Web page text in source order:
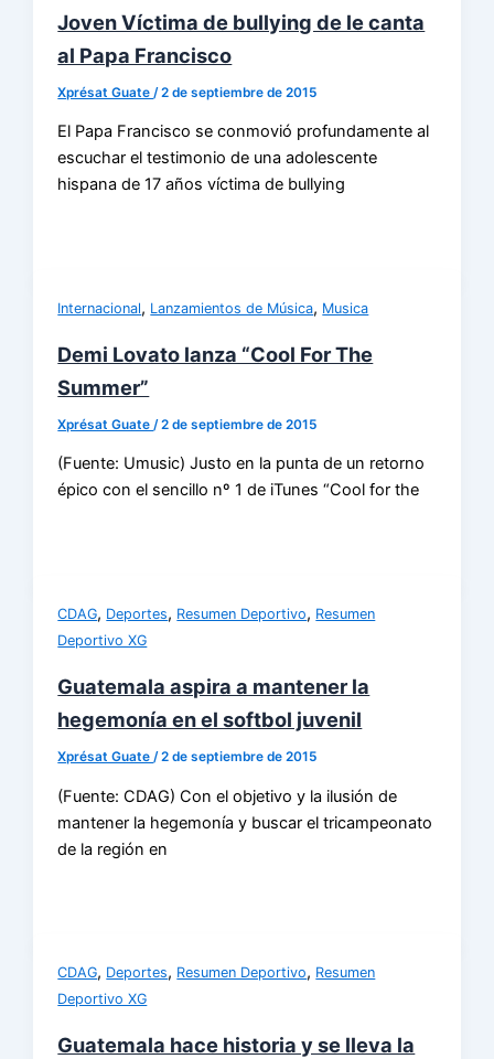
Joven Víctima de bullying de le canta
al Papa Francisco
Xprésat Guate /2 de septiembre de 2015
El Papa Francisco se conmovió profundamente al
escuchar el testimonio de una adolescente
hispana de 17 años víctima de bullying
Internacional, Lanzamientos de Música, Musica
Demi Lovato lanza “Cool For The
Summer”
Xprésat Guate /2 de septiembre de 2015
(Fuente: Umusic) Justo en la punta de un retorno
épico con el sencillo nº 1 de iTunes “Cool for the
CDAG, Deportes, Resumen Deportivo, Resumen
Deportivo XG
Guatemala aspira a mantener la
hegemonía en el softbol juvenil
Xprésat Guate/2 de septiembre de 2015
(Fuente: CDAG) Con el objetivo y la ilusión de
mantener la hegemonía y buscar el tricampeonato
de la región en
CDAG, Deportes, Resumen Deportivo, Resumen
Deportivo XG
Guatemala hace historia y se lleva la